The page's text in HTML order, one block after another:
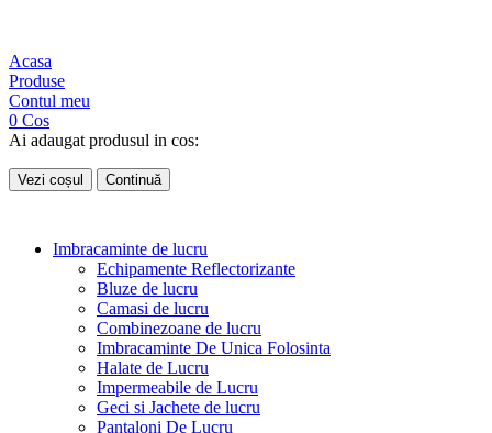
Acasa
Produse
Contul meu
0 Cos
Ai adaugat produsul in cos:
Vezi coșul Continuă
Imbracaminte de lucru
Echipamente Reflectorizante
Bluze de lucru
Camasi de lucru
Combinezoane de lucru
Imbracaminte De Unica Folosinta
Halate de Lucru
Impermeabile de Lucru
Geci si Jachete de lucru
Pantaloni De Lucru